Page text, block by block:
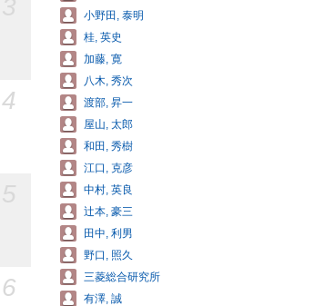
4
6
小野田, 泰明
桂, 英史
加藤, 寛
八木, 秀次
渡部, 昇一
屋山, 太郎
和田, 秀樹
江口, 克彦
中村, 英良
辻本, 豪三
田中, 利男
野口, 照久
三菱総合研究所
有澤, 誠